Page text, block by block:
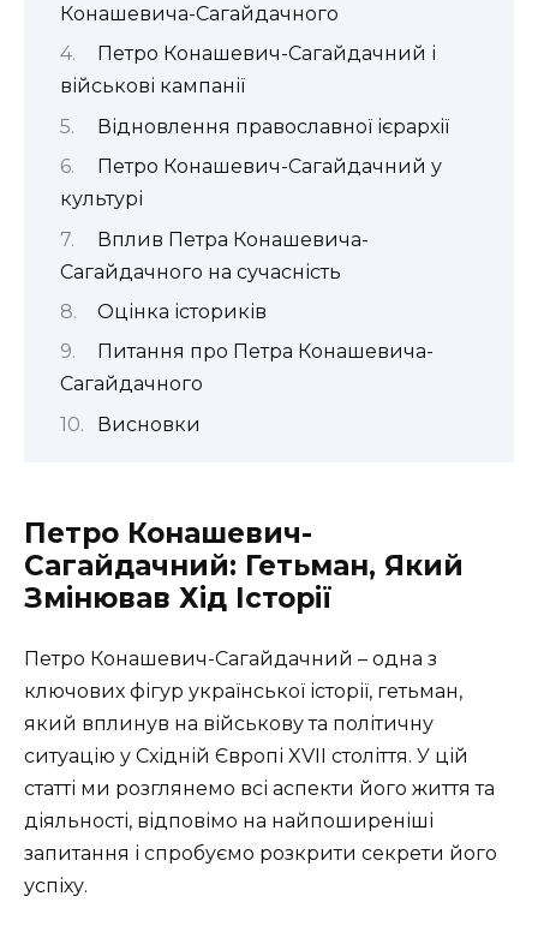
Конашевича-Сагайдачного
Петро Конашевич-Сагайдачний і
військові кампанії
Відновлення православної ієрархії
Петро Конашевич-Сагайдачний у
культурі
Вплив Петра Конашевича-
Сагайдачного на сучасність
Оцінка істориків
Питання про Петра Конашевича-
Сагайдачного
Висновки
Петро Конашевич-
Сагайдачний: Гетьман, Який
Змінював Хід Історії
Петро Конашевич-Сагайдачний – одна з
ключових фігур української історії, гетьман,
який вплинув на військову та політичну
ситуацію у Східній Європі XVII століття. У цій
статті ми розглянемо всі аспекти його життя та
діяльності, відповімо на найпоширеніші
запитання і спробуємо розкрити секрети його
успіху.